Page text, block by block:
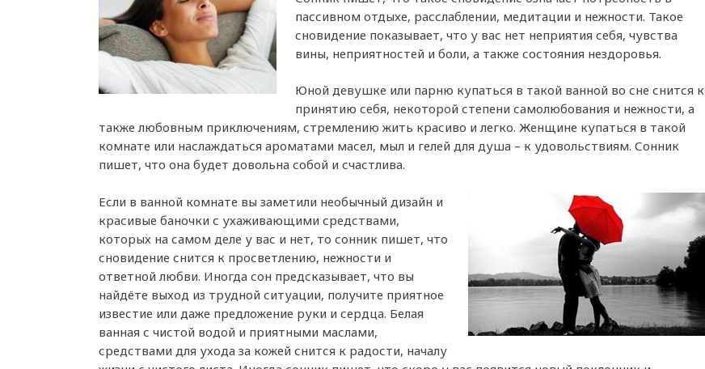
пассивном отдыхе, расслаблении, медитации и нежности. Такое
сновидение показывает, что у вас нет неприятия себя, чувства
вины, неприятностей и боли, а также состояния нездоровья.
Юной девушке или парню купаться в такой ванной во сне снится к
принятию себя, некоторой степени самолюбования и нежности, а
также любовным приключениям, стремлению жить красиво и легко. Женщине купаться в такой
комнате или наслаждаться ароматами масел, мыл и гелей для душа – к удовольствиям. Сонник
пишет, что она будет довольна собой и счастлива.
Если в ванной комнате вы заметили необычный дизайн и
красивые баночки с ухаживающими средствами,
которых на самом деле у вас и нет, то сонник пишет, что
сновидение снится к просветлению, нежности и
ответной любви. Иногда сон предсказывает, что вы
найдёте выход из трудной ситуации, получите приятное
известие или даже предложение руки и сердца. Белая
ванная с чистой водой и приятными маслами,
средствами для ухода за кожей снится к радости, началу